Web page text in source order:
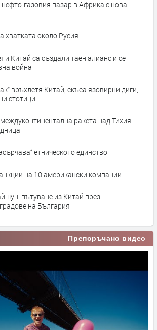
газовия пазар в Африка с нова
хватката около Русия
и Китай са създали таен алианс и се
война
връхлетя Китай, скъса язовирни диги,
стотици
ракета над Тихия
етническото единство
на 10 американски компании
пътуване из Китай през
на България
Препоръчано видео